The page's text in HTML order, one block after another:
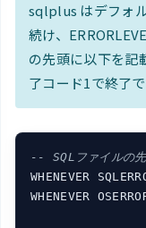
sqlplus はデフォ
続け、
の先頭に以下を記
了コード1で終了で
-- SQLファイルの
WHENEVER
WHENEVER